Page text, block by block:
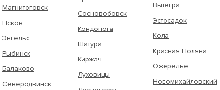
Магнитогорск
Псков
Энгельс
Рыбинск
Балаково
Северодвинск
Сосновоборск
Кондопога
Шатура
Киржач
Луховицы
Вытегра
Эстосадок
Кола
Красная Поляна
Ожерелье
Новомихайловский